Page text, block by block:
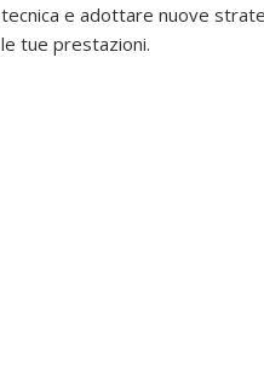
tecnica e adottare nuove
le tue prestazioni.